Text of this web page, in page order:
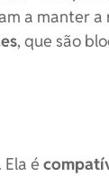
a manter a
, que são
Ela é